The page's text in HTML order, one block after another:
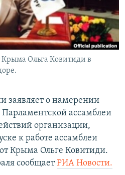
Крыма Ольга Ковитиди в
заявляет о намерении
Парламентской ассамблеи
организации,
к работе ассамблеи
Крыма Ольге Ковитиди.
сообщаетРИА Новости.